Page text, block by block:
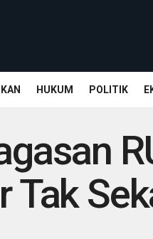
HUKUM POLITIK
Tak